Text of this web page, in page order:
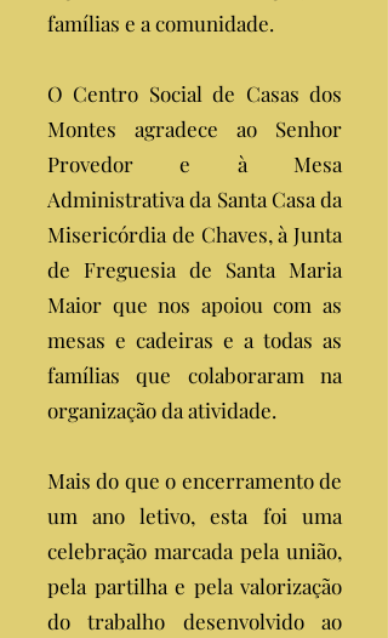
famílias e a comunidade.
O Centro Social de Casas dos
Montes agradece ao Senhor
Provedor e à Mesa
Administrativa da Santa Casa da
Misericórdia de Chaves, à Junta
de Freguesia de Santa Maria
Maior que nos apoiou com as
mesas e cadeiras e a todas as
famílias que colaboraram na
organização da atividade.
Mais do que o encerramento de
um ano letivo, esta foi uma
celebração marcada pela união,
pela partilha e pela valorização
do trabalho desenvolvido ao